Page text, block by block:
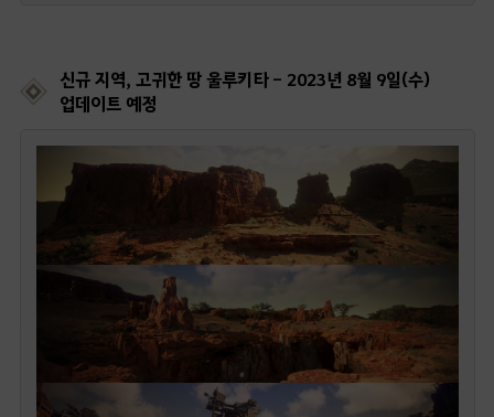
신규 지역, 고귀한 땅 울루키타 - 2023년 8월 9일(수)
업데이트 예정